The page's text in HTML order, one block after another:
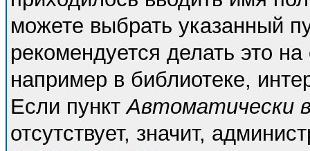
можете выбрать указанный
рекомендуется делать это
например в библиотеке,
Если пунктАвтоматически
отсутствует, значит,